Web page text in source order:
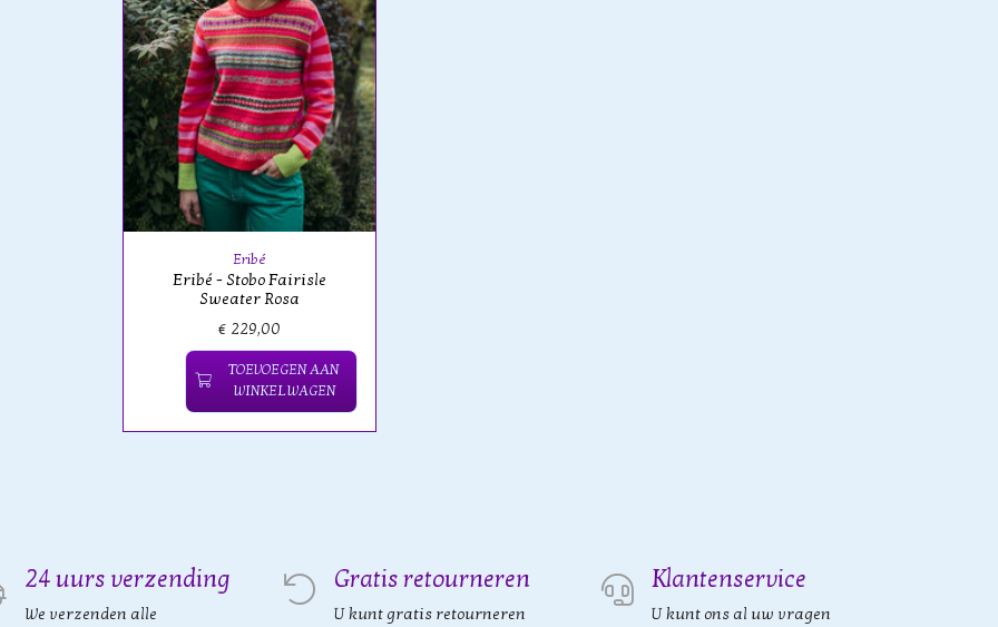
Eribé
Eribé - Stobo Fairisle
Sweater Rosa
€ 229,00
TOEVOEGEN AAN
WINKELWAGEN
24 uurs verzending
We verzenden alle
Gratis retourneren
U kunt gratis retourneren
Klantenservice
U kunt ons al uw vragen